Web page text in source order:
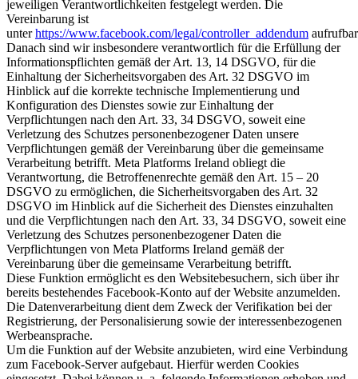
jeweiligen Verantwortlichkeiten festgelegt werden. Die
Vereinbarung ist
unterhttps://www.facebook.com/legal/controller_addendum
Danach sind wir insbesondere verantwortlich für die Erfüllung der
Informationspflichten gemäß der Art. 13, 14 DSGVO, für die
Einhaltung der Sicherheitsvorgaben des Art. 32 DSGVO im
Hinblick auf die korrekte technische Implementierung und
Konfiguration des Dienstes sowie zur Einhaltung der
Verpflichtungen nach den Art. 33, 34 DSGVO, soweit eine
Verletzung des Schutzes personenbezogener Daten unsere
Verpflichtungen gemäß der Vereinbarung über die gemeinsame
Verarbeitung betrifft. Meta Platforms Ireland obliegt die
Verantwortung, die Betroffenenrechte gemäß den Art. 15 – 20
DSGVO zu ermöglichen, die Sicherheitsvorgaben des Art. 32
DSGVO im Hinblick auf die Sicherheit des Dienstes einzuhalten
und die Verpflichtungen nach den Art. 33, 34 DSGVO, soweit eine
Verletzung des Schutzes personenbezogener Daten die
Verpflichtungen von Meta Platforms Ireland gemäß der
Vereinbarung über die gemeinsame Verarbeitung betrifft.
Diese Funktion ermöglicht es den Websitebesuchern, sich über ihr
bereits bestehendes Facebook-Konto auf der Website anzumelden.
Die Datenverarbeitung dient dem Zweck der Verifikation bei der
Registrierung, der Personalisierung sowie der interessenbezogenen
Werbeansprache.
Um die Funktion auf der Website anzubieten, wird eine Verbindung
zum Facebook-Server aufgebaut. Hierfür werden Cookies